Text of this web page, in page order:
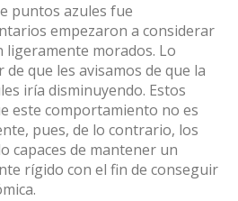
puntos azules fue
empezaron a considerar
morados. Lo
que les avisamos de que la
iría disminuyendo. Estos
este comportamiento no es
pues, de lo contrario, los
capaces de mantener un
rígido con el fin de conseguir